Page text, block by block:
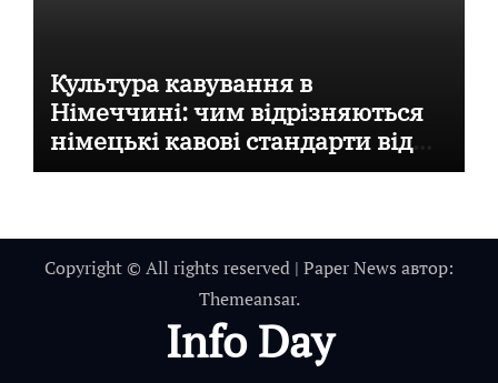
Культура кавування в
Німеччині: чим відрізняються
німецькі кавові стандарти від
італійських
Copyright © All rights reserved | Paper News автор:
Themeansar.
Info Day